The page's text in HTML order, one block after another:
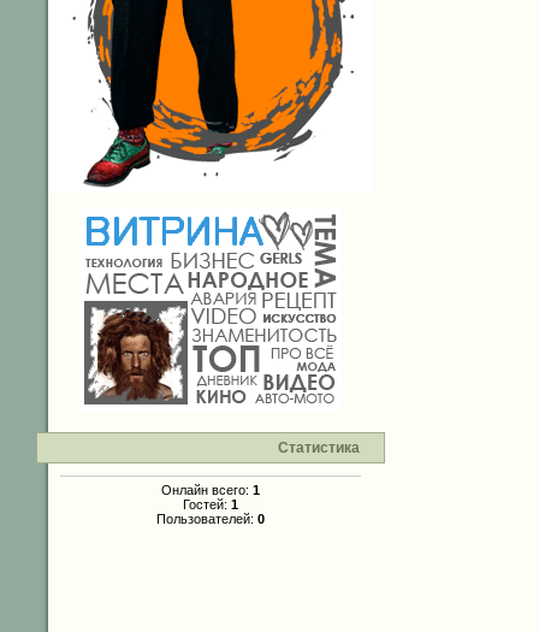
Статистика
Онлайн всего: 1
Гостей: 1
Пользователей: 0